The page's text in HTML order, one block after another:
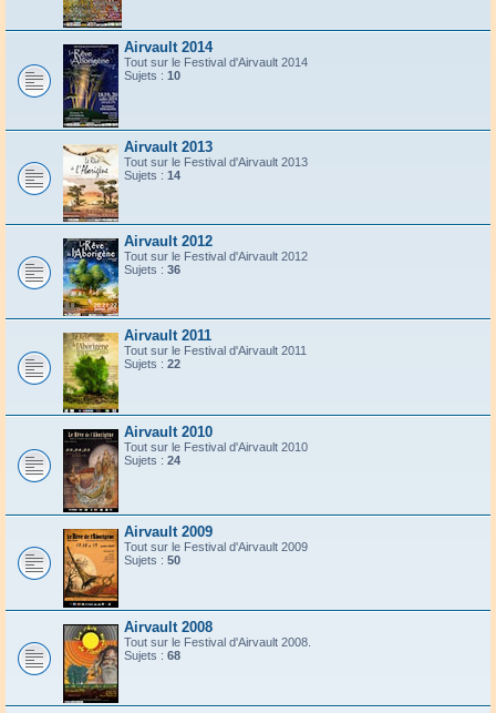
Airvault 2014
Tout sur le Festival d'Airvault 2014
Sujets : 10
Airvault 2013
Tout sur le Festival d'Airvault 2013
Sujets : 14
Airvault 2012
Tout sur le Festival d'Airvault 2012
Sujets : 36
Airvault 2011
Tout sur le Festival d'Airvault 2011
Sujets : 22
Airvault 2010
Tout sur le Festival d'Airvault 2010
Sujets : 24
Airvault 2009
Tout sur le Festival d'Airvault 2009
Sujets : 50
Airvault 2008
Tout sur le Festival d'Airvault 2008.
Sujets : 68